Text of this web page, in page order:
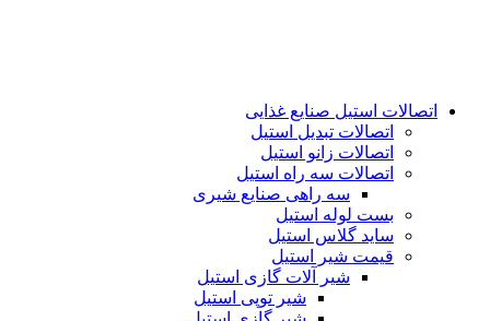
اتصالات استیل صنایع غذایی
اتصالات تبدیل استیل
اتصالات زانو استیل
اتصالات سه راه استیل
سه راهی صنایع شیری
بست لوله استیل
ساید گلاس استیل
قیمت شیر استیل
شیر آلات گازی استیل
شیر توپی استیل